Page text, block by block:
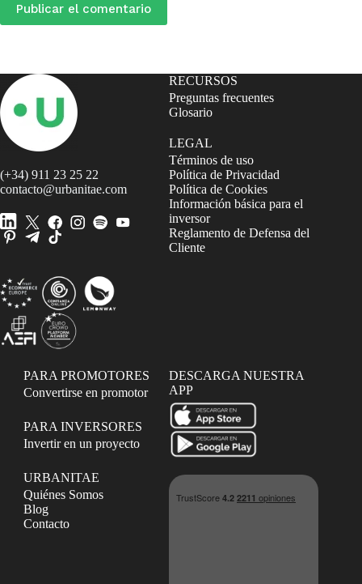
Publicar el comentario
(+34) 911 23 25 22
contacto@urbanitae.com
RECURSOS
Preguntas frecuentes
Glosario
LEGAL
Términos de uso
Política de Privacidad
Política de Cookies
Información básica para el
inversor
Reglamento de Defensa del
Cliente
PARA PROMOTORES
Convertirse en promotor
PARA INVERSORES
Invertir en un proyecto
URBANITAE
Quiénes Somos
Blog
Contacto
DESCARGA NUESTRA
APP